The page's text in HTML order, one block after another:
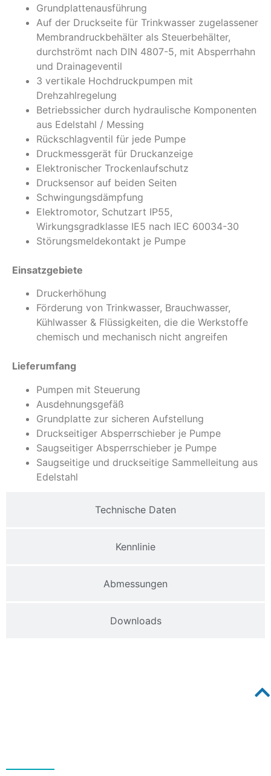
Technische Daten
Kennlinie
Abmessungen
Downloads
Grundplattenausführung
Auf der Druckseite für Trinkwasser zugelassener
Membrandruckbehälter als Steuerbehälter,
durchströmt nach DIN 4807-5, mit Absperrhahn
und Drainageventil
3 vertikale Hochdruckpumpen mit
Drehzahlregelung
Betriebssicher durch hydraulische Komponenten
aus Edelstahl / Messing
Rückschlagventil für jede Pumpe
Druckmessgerät für Druckanzeige
Elektronischer Trockenlaufschutz
Drucksensor auf beiden Seiten
Schwingungsdämpfung
Elektromotor, Schutzart IP55,
Wirkungsgradklasse IE5 nach IEC 60034-30
Störungsmeldekontakt je Pumpe
Einsatzgebiete
Druckerhöhung
Förderung von Trinkwasser, Brauchwasser,
Kühlwasser & Flüssigkeiten, die die Werkstoffe
chemisch und mechanisch nicht angreifen
Lieferumfang
Pumpen mit Steuerung
Ausdehnungsgefäß
Grundplatte zur sicheren Aufstellung
Druckseitiger Absperrschieber je Pumpe
Saugseitiger Absperrschieber je Pumpe
Saugseitige und druckseitige Sammelleitung aus
Edelstahl